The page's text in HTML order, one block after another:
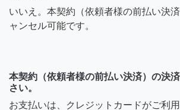
いいえ。本契約（依頼者様の前払い決
ャンセル可能です。
本契約（依頼者様の前払い決済）の決
さい。
お支払いは、クレジットカードがご利